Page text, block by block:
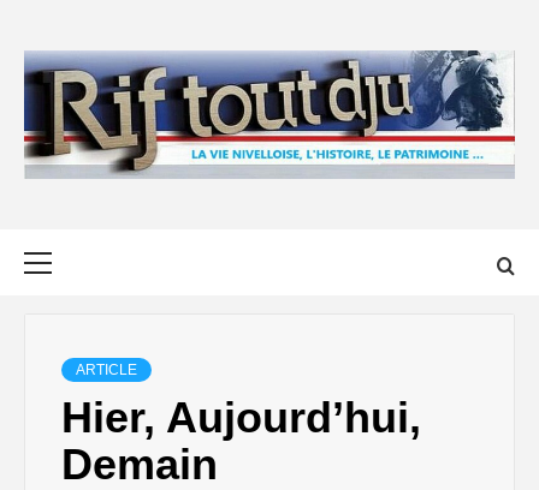
content
ARTICLE
Hier, Aujourd’hui,
Demain